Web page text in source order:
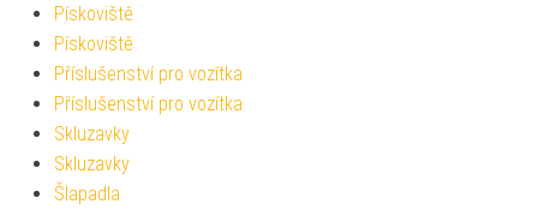
Pískoviště
Pískoviště
Příslušenství pro vozítka
Příslušenství pro vozítka
Skluzavky
Skluzavky
Šlapadla